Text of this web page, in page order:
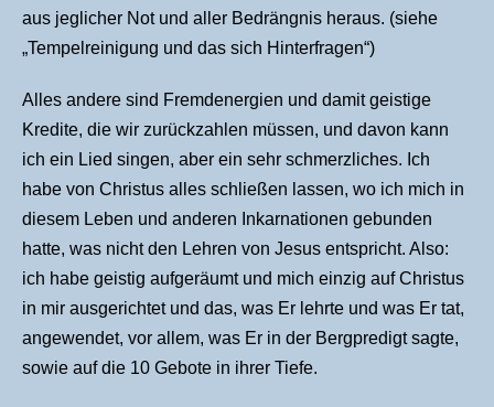
aus jeglicher Not und aller Bedrängnis heraus. (siehe
„Tempelreinigung und das sich Hinterfragen“)
Alles andere sind Fremdenergien und damit geistige
Kredite, die wir zurückzahlen müssen, und davon kann
ich ein Lied singen, aber ein sehr schmerzliches. Ich
habe von Christus alles schließen lassen, wo ich mich in
diesem Leben und anderen Inkarnationen gebunden
hatte, was nicht den Lehren von Jesus entspricht. Also:
ich habe geistig aufgeräumt und mich einzig auf Christus
in mir ausgerichtet und das, was Er lehrte und was Er tat,
angewendet, vor allem, was Er in der Bergpredigt sagte,
sowie auf die 10 Gebote in ihrer Tiefe.